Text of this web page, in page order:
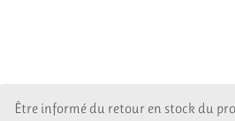
Être informé du retour en stock du